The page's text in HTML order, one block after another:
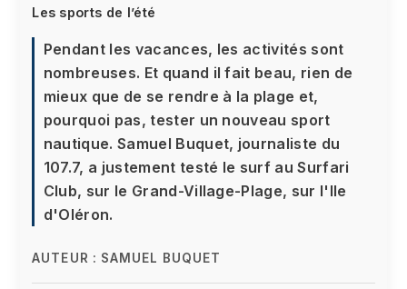
Les sports de l’été
Pendant les vacances, les activités sont
nombreuses. Et quand il fait beau, rien de
mieux que de se rendre à la plage et,
pourquoi pas, tester un nouveau sport
nautique. Samuel Buquet, journaliste du
107.7, a justement testé le surf au Surfari
Club, sur le Grand-Village-Plage, sur l'Ile
d'Oléron.
AUTEUR : SAMUEL BUQUET